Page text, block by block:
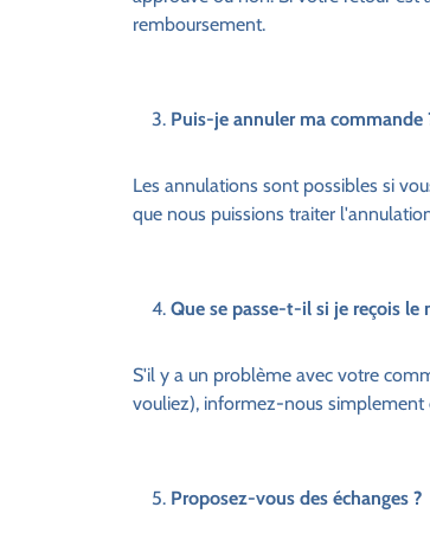
remboursement.
Puis-je annuler ma commande
Les annulations sont possibles si
que nous puissions traiter
Que se passe-t-il si je reçois le
S'il y a un problème avec votre
vouliez), informez-nous simplement
Proposez-vous des échanges ?